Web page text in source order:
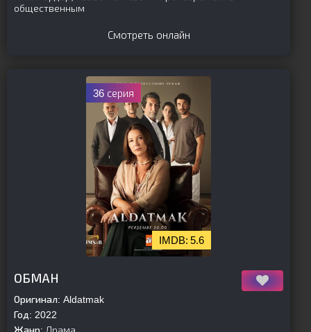
общественным
Смотреть онлайн
36 серия
5.6
ОБМАН
Оригинал: Aldatmak
Год: 2022